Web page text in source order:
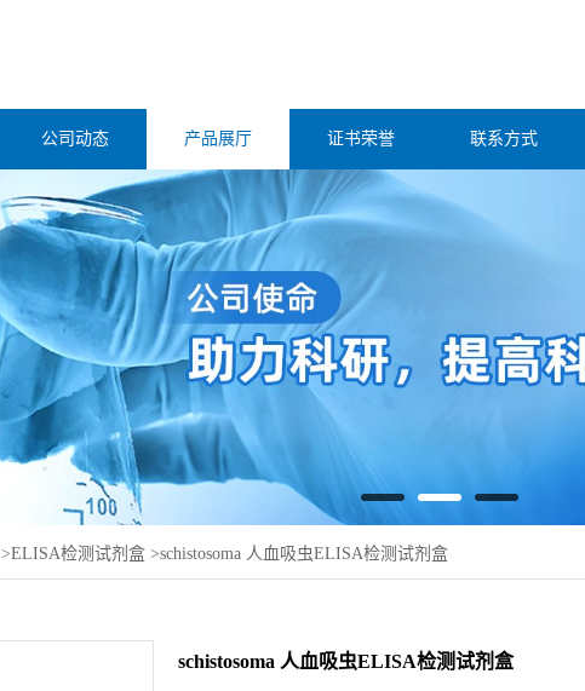
公司动态 产品展厅 证书荣誉 联系方式
>ELISA检测试剂盒 >schistosoma 人血吸虫ELISA检测试剂盒
schistosoma 人血吸虫ELISA检测试剂盒